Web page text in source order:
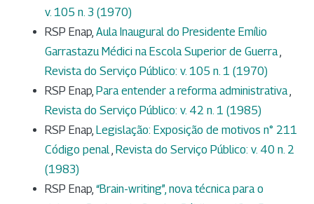
v. 105 n. 3 (1970)
RSP Enap, Aula Inaugural do Presidente Emílio
Garrastazu Médici na Escola Superior de Guerra,
Revista do Serviço Público: v. 105 n. 1 (1970)
RSP Enap, Para entender a reforma administrativa,
Revista do Serviço Público: v. 42 n. 1 (1985)
RSP Enap, Legislação: Exposição de motivos n° 211
Código penal, Revista do Serviço Público: v. 40 n. 2
(1983)
RSP Enap, “Brain-writing”, nova técnica para o